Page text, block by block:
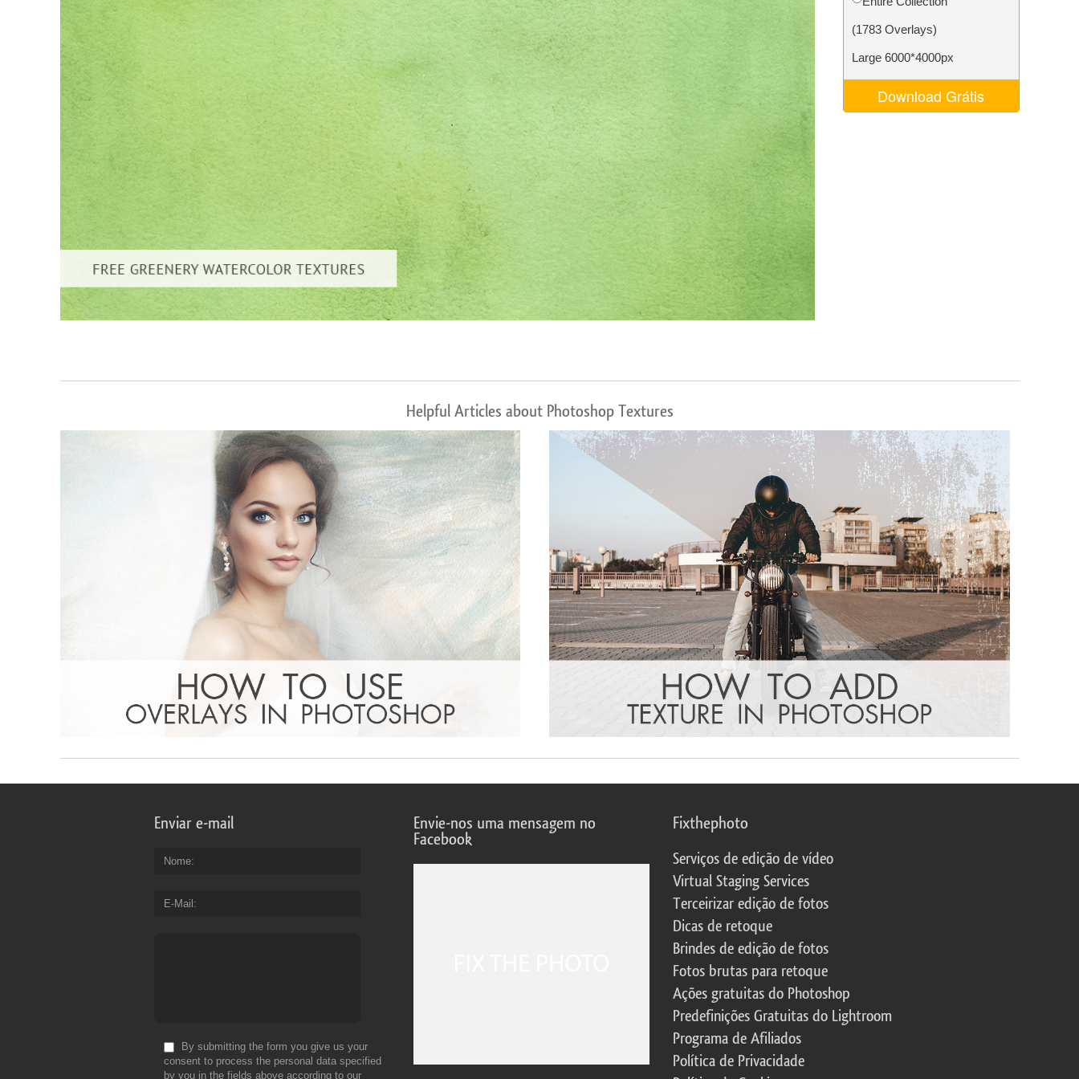
Serviços de retoque de produtos Serviços de retoque de joias Dados de Treinamento de IA Video Editing Services
(1783 Overlays)
Large 6000*4000px
Download Grátis
Helpful Articles about Photoshop Textures
Enviar e-mail
Nome
E-Mail
By submitting the form you give us your
consent to process the personal data specified
by you in the fields above according to our
Envie-nos uma mensagem no
Facebook
Fixthephoto
Serviços de edição de vídeo
Virtual Staging Services
Terceirizar edição de fotos
Dicas de retoque
Brindes de edição de fotos
Fotos brutas para retoque
Ações gratuitas do Photoshop
Predefinições Gratuitas do Lightroom
Programa de Afiliados
Política de Privacidade